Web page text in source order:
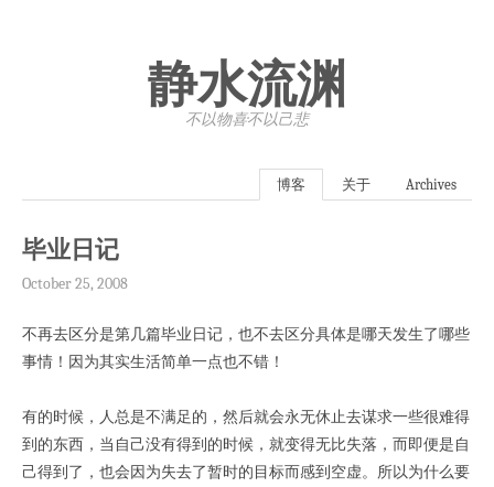
静水流渊
不以物喜·不以己悲
博客 关于 Archives
毕业日记
October 25, 2008
不再去区分是第几篇毕业日记，也不去区分具体是哪天发生了哪些
事情！因为其实生活简单一点也不错！
有的时候，人总是不满足的，然后就会永无休止去谋求一些很难得
到的东西，当自己没有得到的时候，就变得无比失落，而即便是自
己得到了，也会因为失去了暂时的目标而感到空虚。所以为什么要